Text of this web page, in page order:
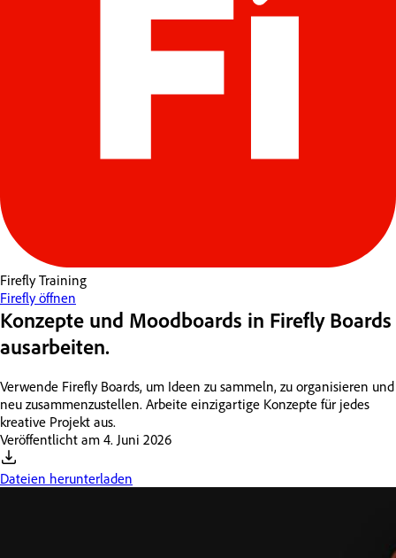
FireflyTraining
Firefly öffnen
Konzepte und Moodboards in Firefly Boards
ausarbeiten.
Verwende Firefly Boards, um Ideen zu sammeln, zu organisieren und
neu zusammenzustellen. Arbeite einzigartige Konzepte für jedes
kreative Projekt aus.
Veröffentlicht am 4. Juni 2026
Dateien herunterladen